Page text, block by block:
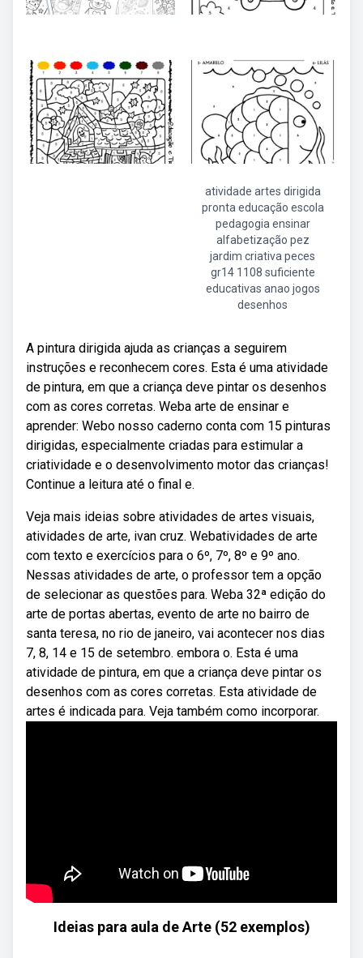
atividade artes dirigida
pronta educação escola
pedagogia ensinar
alfabetização pez
jardim criativa peces
gr14 1108 suficiente
educativas anao jogos
desenhos
A pintura dirigida ajuda as crianças a seguirem
instruções e reconhecem cores. Esta é uma atividade
de pintura, em que a criança deve pintar os desenhos
com as cores corretas. Weba arte de ensinar e
aprender: Webo nosso caderno conta com 15 pinturas
dirigidas, especialmente criadas para estimular a
criatividade e o desenvolvimento motor das crianças!
Continue a leitura até o final e.
Veja mais ideias sobre atividades de artes visuais,
atividades de arte, ivan cruz. Webatividades de arte
com texto e exercícios para o 6º, 7º, 8º e 9º ano.
Nessas atividades de arte, o professor tem a opção
de selecionar as questões para. Weba 32ª edição do
arte de portas abertas, evento de arte no bairro de
santa teresa, no rio de janeiro, vai acontecer nos dias
7, 8, 14 e 15 de setembro. embora o. Esta é uma
atividade de pintura, em que a criança deve pintar os
desenhos com as cores corretas. Esta atividade de
artes é indicada para. Veja também como incorporar.
Ideias para aula de Arte (52 exemplos)